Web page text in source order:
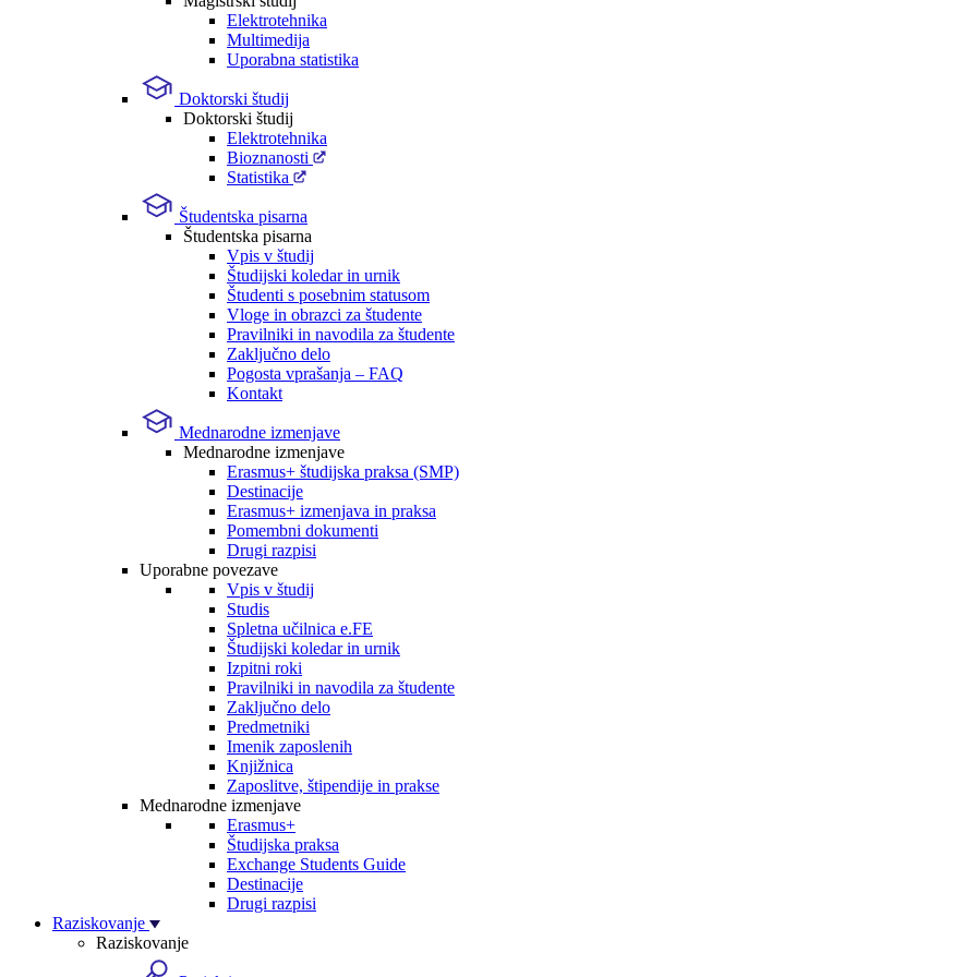
Elektrotehnika
Multimedija
Uporabna statistika
Doktorski študij
Doktorski študij
Elektrotehnika
Bioznanosti
Statistika
Študentska pisarna
Študentska pisarna
Vpis v študij
Študijski koledar in urnik
Študenti s posebnim statusom
Vloge in obrazci za študente
Pravilniki in navodila za študente
Zaključno delo
Pogosta vprašanja – FAQ
Kontakt
Mednarodne izmenjave
Mednarodne izmenjave
Erasmus+ študijska praksa (SMP)
Destinacije
Erasmus+ izmenjava in praksa
Pomembni dokumenti
Drugi razpisi
Uporabne povezave
Vpis v študij
Studis
Spletna učilnica e.FE
Študijski koledar in urnik
Izpitni roki
Pravilniki in navodila za študente
Zaključno delo
Predmetniki
Imenik zaposlenih
Knjižnica
Zaposlitve, štipendije in prakse
Mednarodne izmenjave
Erasmus+
Študijska praksa
Exchange Students Guide
Destinacije
Drugi razpisi
Raziskovanje
Raziskovanje